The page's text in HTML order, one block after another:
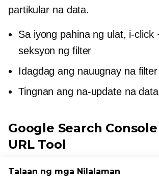
partikular na data.
Sa iyong pahina ng ulat, i-click
seksyon ng filter
Idagdag ang nauugnay na filter
Tingnan ang na-update na data
Google Search
URL Tool
Maaaring kailanganin ng mga
Talaan ng mga Nilalaman